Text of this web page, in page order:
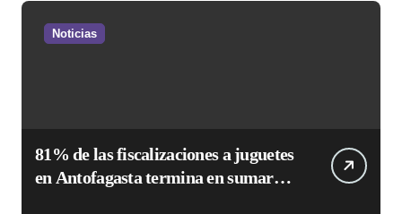
Noticias
81% de las fiscalizaciones a juguetes
en Antofagasta termina en sumarios